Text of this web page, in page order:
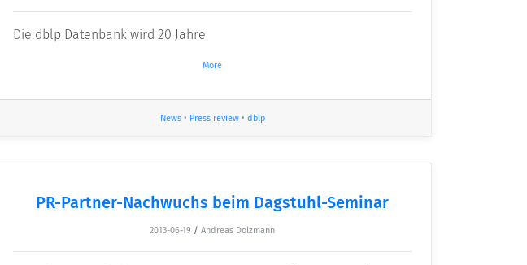
Die dblp Datenbank wird 20 Jahre
More
News• Press review• dblp
PR-Partner-Nachwuchs beim Dagstuhl-Seminar
2013-06-19 / Andreas Dolzmann